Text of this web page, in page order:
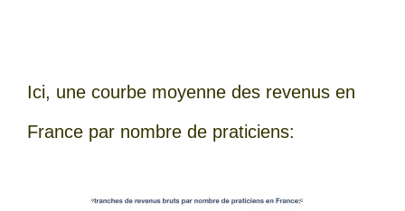
Ici, une courbe moyenne des revenus en
France par nombre de praticiens: